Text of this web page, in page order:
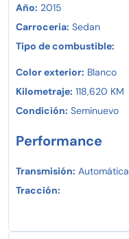
Año: 2015
Carroceria: Sedan
Tipo de combustible:
Color exterior: Blanco
Kilometraje: 118,620 KM
Condición: Seminuevo
Performance
Transmisión: Automática
Tracción: